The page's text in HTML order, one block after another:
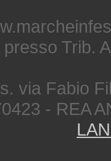
presso Trib.
via Fabio
- REA